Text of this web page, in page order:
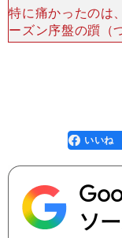
特に痛かったのは
ーズン序盤の躓（
中盤から終盤にか
ていっただけに、
faceboo
k
いいね